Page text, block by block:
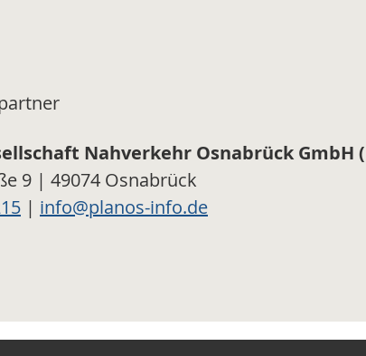
Nahverkehr Osnabrück GmbH
9 | 49074 Osnabrück
| info@planos-info.de